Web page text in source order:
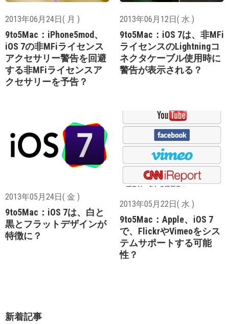
2013年06月24日( 月 )
9to5Mac：iPhone5mod、
iOS 7の非MFiライセンス
アクセサリー警告を回避
する非MFiライセンスア
クセサリーを予告？
2013年06月12日( 水 )
9to5Mac：iOS 7は、非MFi
ライセンスのLightningコ
ネクタケーブル使用時に
警告が表示される？
2013年05月24日( 金 )
9to5Mac：iOS 7は、白と
黒とフラットデザインが
特徴に？
2013年05月22日( 水 )
9to5Mac：Apple、iOS 7
で、FlickrやVimeoをシス
テムサポートする可能
性？
新着記事